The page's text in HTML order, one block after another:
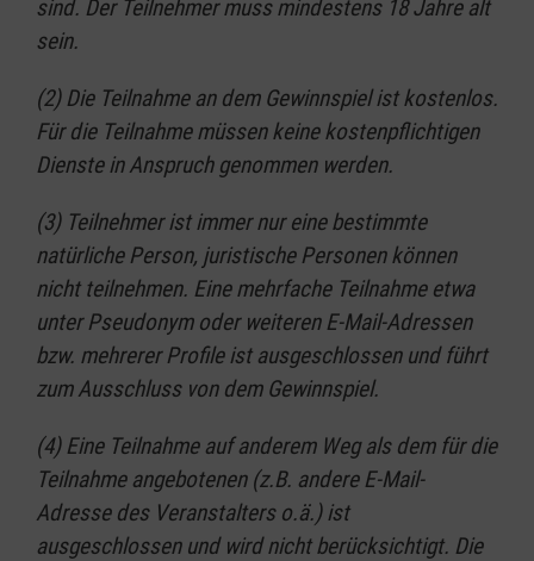
sind. Der Teilnehmer muss mindestens 18 Jahre alt
sein.
(2) Die Teilnahme an dem Gewinnspiel ist kostenlos.
Für die Teilnahme müssen keine kostenpflichtigen
Dienste in Anspruch genommen werden.
(3) Teilnehmer ist immer nur eine bestimmte
natürliche Person, juristische Personen können
nicht teilnehmen. Eine mehrfache Teilnahme etwa
unter Pseudonym oder weiteren E-Mail-Adressen
bzw. mehrerer Profile ist ausgeschlossen und führt
zum Ausschluss von dem Gewinnspiel.
(4) Eine Teilnahme auf anderem Weg als dem für die
Teilnahme angebotenen (z.B. andere E-Mail-
Adresse des Veranstalters o.ä.) ist
ausgeschlossen und wird nicht berücksichtigt. Die